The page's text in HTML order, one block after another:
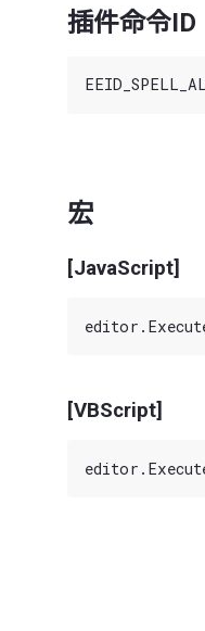
插件命令ID
宏
[JavaScript]
[VBScript]